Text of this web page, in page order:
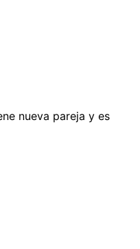
nueva pareja y es